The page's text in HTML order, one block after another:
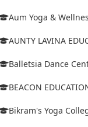
Aum Yoga &
AUNTY LAVINA
Balletsia Dance
BEACON
Bikram's Yoga